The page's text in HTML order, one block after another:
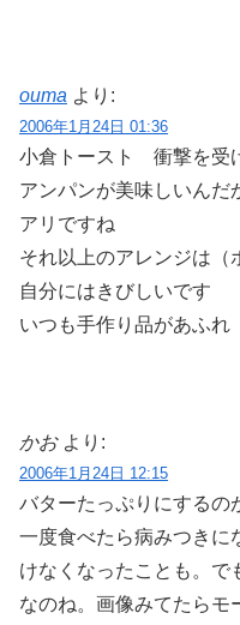
ouma より:
2006年1月24日 01:36
小倉トースト 衝撃を受
アンパンが美味しいんだ
アリですね
それ以上のアレンジは（
自分にはきびしいです
いつも手作り品があふ
かお より:
2006年1月24日 12:15
バターたっぷりにするの
一度食べたら病みつきに
けなくなったことも。で
なのね。画像みてたらモ